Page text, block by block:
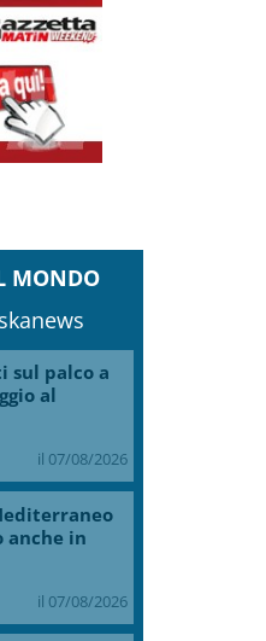
MONDO
sul palco a
al
il 07/08/2026
anche in
il 07/08/2026